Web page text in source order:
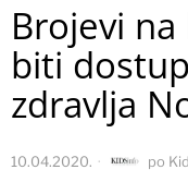
Brojevi
biti
zdravlja
10.04.2020. po